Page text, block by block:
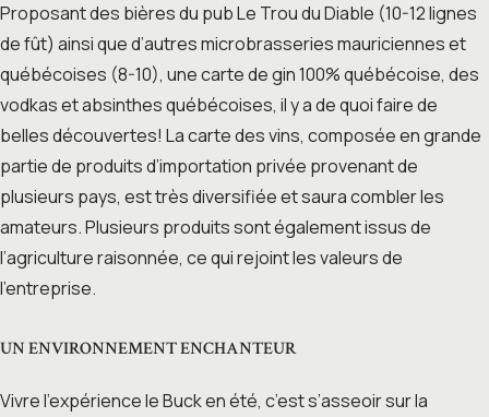
Proposant des bières du pub Le Trou du Diable (10-12 lignes
de fût) ainsi que d’autres microbrasseries mauriciennes et
québécoises (8-10), une carte de gin 100% québécoise, des
vodkas et absinthes québécoises, il y a de quoi faire de
belles découvertes! La carte des vins, composée en grande
partie de produits d’importation privée provenant de
plusieurs pays, est très diversifiée et saura combler les
amateurs. Plusieurs produits sont également issus de
l’agriculture raisonnée, ce qui rejoint les valeurs de
l’entreprise.
UN ENVIRONNEMENT ENCHANTEUR
Vivre l’expérience le Buck en été, c’est s’asseoir sur la